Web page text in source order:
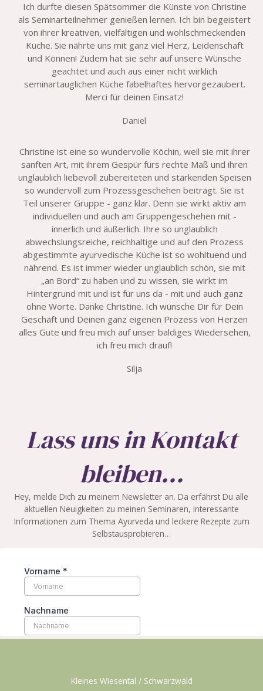
Ich durfte diesen Spätsommer die Künste von Christine
als Seminarteilnehmer genießen lernen. Ich bin begeistert
von ihrer kreativen, vielfältigen und wohlschmeckenden
Küche. Sie nährte uns mit ganz viel Herz, Leidenschaft
und Können! Zudem hat sie sehr auf unsere Wünsche
geachtet und auch aus einer nicht wirklich
seminartauglichen Küche fabelhaftes hervorgezaubert.
Merci für deinen Einsatz!
Daniel
Christine ist eine so wundervolle Köchin, weil sie mit ihrer
sanften Art, mit ihrem Gespür fürs rechte Maß und ihren
unglaublich liebevoll zubereiteten und stärkenden Speisen
so wundervoll zum Prozessgeschehen beiträgt. Sie ist
Teil unserer Gruppe - ganz klar. Denn sie wirkt aktiv am
individuellen und auch am Gruppengeschehen mit -
innerlich und äußerlich. Ihre so unglaublich
abwechslungsreiche, reichhaltige und auf den Prozess
abgestimmte ayurvedische Küche ist so wohltuend und
nährend. Es ist immer wieder unglaublich schön, sie mit
„an Bord“ zu haben und zu wissen, sie wirkt im
Hintergrund mit und ist für uns da - mit und auch ganz
ohne Worte. Danke Christine. Ich wünsche Dir für Dein
Geschäft und Deinen ganz eigenen Prozess von Herzen
alles Gute und freu mich auf unser baldiges Wiedersehen,
ich freu mich drauf!
Silja
Lass uns in Kontakt
bleiben...
Hey, melde Dich zu meinem Newsletter an. Da erfährst Du alle
aktuellen Neuigkeiten zu meinen Seminaren, interessante
Informationen zum Thema Ayurveda und leckere Rezepte zum
Selbstausprobieren…
Kleines Wiesental / Schwarzwald